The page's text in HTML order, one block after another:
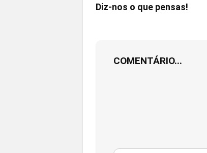
Diz-nos o que pensas!
COMENTÁRIO...